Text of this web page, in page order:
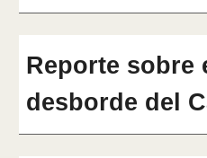
Reporte sobre
desborde del